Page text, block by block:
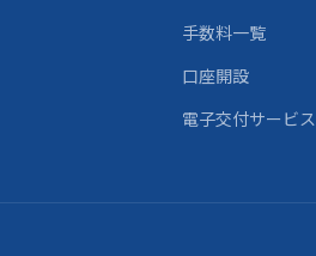
手数料一覧
口座開設
電子交付サービス